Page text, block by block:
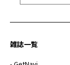
雑誌一覧